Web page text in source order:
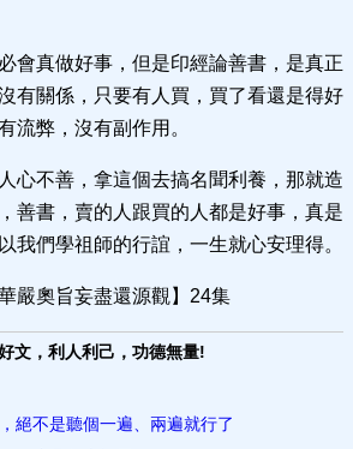
會真做好事，但是印經論善書，是真正
有關係，只要有人買，買了看還是得好
流弊，沒有副作用。
心不善，拿這個去搞名聞利養，那就造
善書，賣的人跟買的人都是好事，真是
我們學祖師的行誼，一生就心安理得。
嚴奧旨妄盡還源觀】24集
文，利人利己，功德無量!
絕不是聽個一遍、兩遍就行了